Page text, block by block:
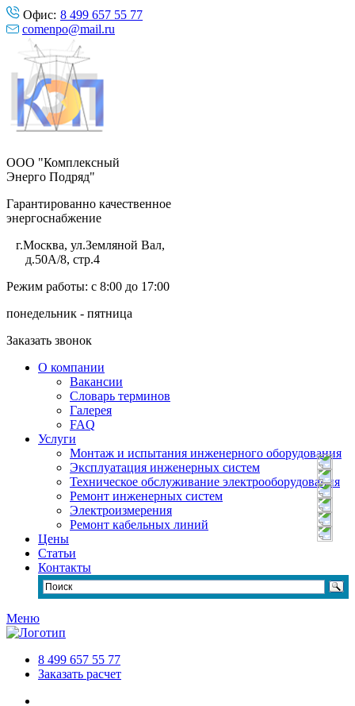
Офис: 8 499 657 55 77
comenpo@mail.ru
ООО "Комплексный
Энерго Подряд"
Гарантированно качественное
энергоснабжение
г.Москва, ул.Земляной Вал,
д.50А/8, стр.4
Режим работы: с 8:00 до 17:00
понедельник - пятница
Заказать звонок
О компании
Вакансии
Словарь терминов
Галерея
FAQ
Услуги
Монтаж и испытания инженерного оборудования
Эксплуатация инженерных систем
Техническое обслуживание электрооборудования
Ремонт инженерных систем
Электроизмерения
Ремонт кабельных линий
Цены
Статьи
Контакты
Меню
8 499 657 55 77
Заказать расчет